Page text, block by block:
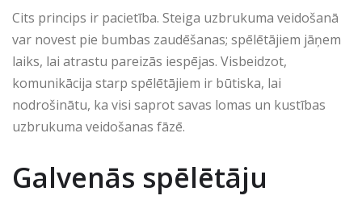
Cits princips ir pacietība. Steiga uzbrukuma veidošanā
var novest pie bumbas zaudēšanas; spēlētājiem jāņem
laiks, lai atrastu pareizās iespējas. Visbeidzot,
komunikācija starp spēlētājiem ir būtiska, lai
nodrošinātu, ka visi saprot savas lomas un kustības
uzbrukuma veidošanas fāzē.
Galvenās spēlētāju